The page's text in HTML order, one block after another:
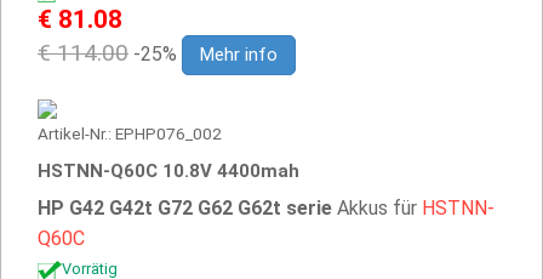
€ 81.08
€ 114.00 -25% Mehr info
Artikel-Nr.: EPHP076_002
HSTNN-Q60C 10.8V 4400mah
HP G42 G42t G72 G62 G62t serie Akkus für HSTNN-
Q60C
Vorrätig